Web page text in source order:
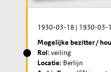
1930-03-18 | 1930-03-
Mogelijke bezitter /
Rol: veiling
Locatie: Berlijn